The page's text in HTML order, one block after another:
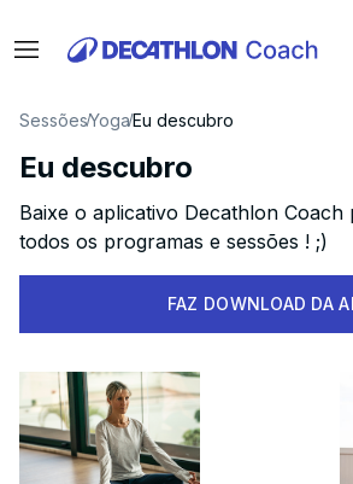
Menu
SessõesYogaEu descubro
Eu descubro
Baixe o aplicativo Decathlon Coach
todos os programas e sessões ! ;)
FAZ DOWNLOAD DA